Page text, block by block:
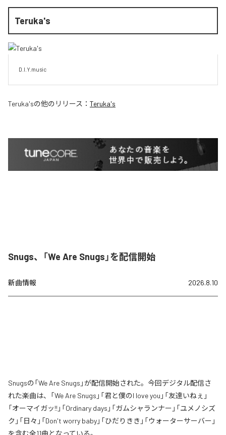
Teruka's
D.I.Y.music
Teruka'sの他のリリース： Teruka's
Snugs、「We Are Snugs」を配信開始
新曲情報 2026.8.10
Snugsの「We Are Snugs」が配信開始された。今回デジタル配信さ
れた楽曲は、「We Are Snugs」「君と僕のI love you」「友達いねぇ」
「オーマイガッ!!」「Ordinary days」「ガムシャランナー」「ユメノシズ
ク」「日々」「Don't worry baby」「ひだりきき」「ウォーターサーバー」
を含む全11曲となっている。